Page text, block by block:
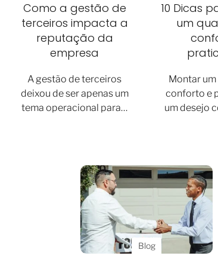
Como a gestão de
terceiros impacta a
reputação da
empresa
A gestão de terceiros
deixou de ser apenas um
tema operacional para…
10 Dicas
um
Montar
conforto e
um desejo
Blog